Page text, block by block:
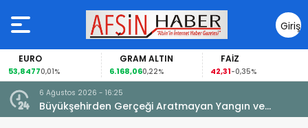
Giriş
Yap
EURO
53,84770,01%
GRAM ALTIN
6.168,060,22%
FAİZ
42,31-0,35%
6 Ağustos 2026 - 16:25
Büyükşehirden Gerçeği Aratmayan Yangın ve
Kurtarma Tatbikatı.